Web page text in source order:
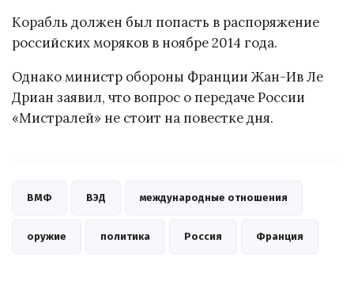
Корабль должен был попасть в распоряжение
российских моряков в ноябре 2014 года.
Однако министр обороны Франции Жан-Ив Ле
Дриан заявил, что вопрос о передаче России
«Мистралей» не стоит на повестке дня.
ВМФ ВЭД международные отношения
оружие политика Россия Франция